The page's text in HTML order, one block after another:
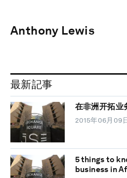
Anthony Lewis
最新記事
在非洲开拓业
2015年06月09
5 things to
business in